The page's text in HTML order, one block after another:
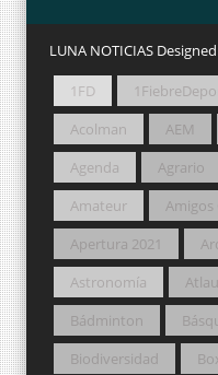
LUNA NOTICIAS
1FD
Acolman
AEM
Agenda
Agrario
Amateur
Amigos
Apertura 2021
Astronomía
Bádminton
Biodiversidad